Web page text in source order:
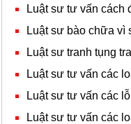
Luật sư tư vấn cách
Luật sư bào chữa vì
Luật sư tranh tụng
Luật sư tư vấn các
Luật sư tư vấn các
Luật sư tư vấn các